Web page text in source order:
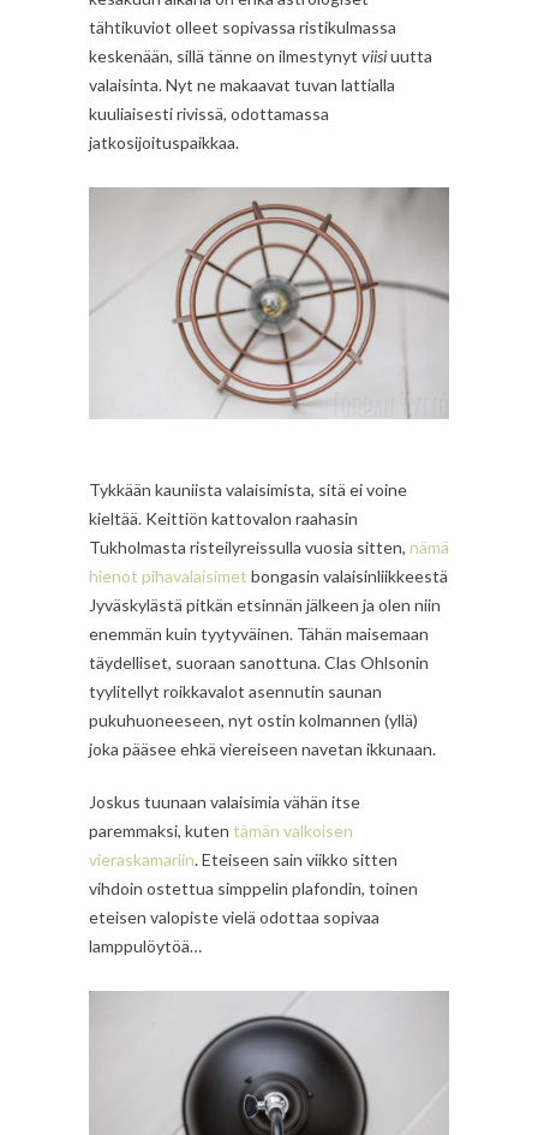
tähtikuviot olleet sopivassa ristikulmassa
keskenään, sillä tänne on ilmestynyt viisiuutta
valaisinta. Nyt ne makaavat tuvan lattialla
kuuliaisesti rivissä, odottamassa
jatkosijoituspaikkaa.
Tykkään kauniista valaisimista, sitä ei voine
kieltää. Keittiön kattovalon raahasin
Tukholmasta risteilyreissulla vuosia sitten, nämä
hienot pihavalaisimet bongasin valaisinliikkeestä
Jyväskylästä pitkän etsinnän jälkeen ja olen niin
enemmän kuin tyytyväinen. Tähän maisemaan
täydelliset, suoraan sanottuna. Clas Ohlsonin
tyylitellyt roikkavalot asennutin saunan
pukuhuoneeseen, nyt ostin kolmannen (yllä)
joka pääsee ehkä viereiseen navetan ikkunaan.
Joskus tuunaan valaisimia vähän itse
paremmaksi, kuten tämän valkoisen
vieraskamariin. Eteiseen sain viikko sitten
vihdoin ostettua simppelin plafondin, toinen
eteisen valopiste vielä odottaa sopivaa
lamppulöytöä…